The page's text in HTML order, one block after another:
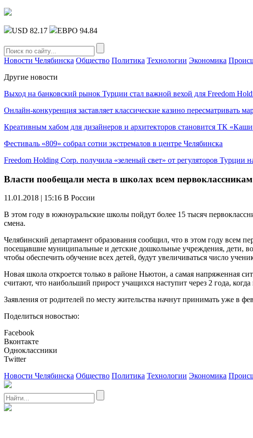
USD 82.17 ЕВРО 94.84
Новости Челябинска Общество Политика Технологии Экономика
Другие новости
Выход на банковский рынок Турции стал важной вехой для Freedom
Онлайн-конкуренция заставляет классические казино пересматривать
Креативным хабом для дизайнеров и архитекторов становится ТК
Фестиваль «809» собрал сотни экстремалов в центре Челябинска
Freedom Holding Corp. получила «зеленый свет» от регуляторов Турции
Власти пообещали места в школах всем первоклассникам
11.01.2018 | 15:16 В России
В этом году в южноуральские школы пойдут более 15 тысяч
смена.
Челябинский департамент образования сообщил, что в этом году всем
посещавшие муниципальные и детские дошкольные учреждения, дети,
чтобы обеспечить обучение всех детей, будут увеличиваться число
Новая школа откроется только в районе Ньютон, а самая напряженная
считают, что наибольший прирост учащихся наступит через 2 года,
Заявления от родителей по месту жительства начнут принимать уже в
Поделиться новостью:
Facebook
Вконтакте
Одноклассники
Twitter
Новости Челябинска Общество Политика Технологии Экономика